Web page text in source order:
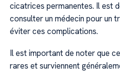
cicatrices permanentes. Il est
consulter un médecin pour un
éviter ces complications.
Il est important de noter que
rares et surviennent